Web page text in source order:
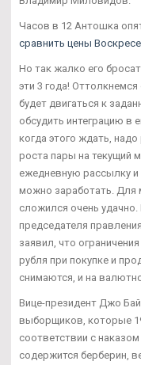
Часов в 12 Антошка
сравнить цены
Но так жалко его
эти 3 года!
будет двигаться к
обсудить интеграцию в
когда этого ждать,
роста пары на текущий
ежедневную рассылку
можно заработать. Для
сложился очень
председателя
заявил, что
рубля при покупке и
снимаются, и на
Вице-президент Джо
выборщиков, которые
соответствии с
содержится берберин,